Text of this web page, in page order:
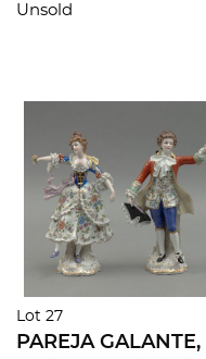
Capodimonte.
Unsold
Lot 27
PAREJA GALANTE,